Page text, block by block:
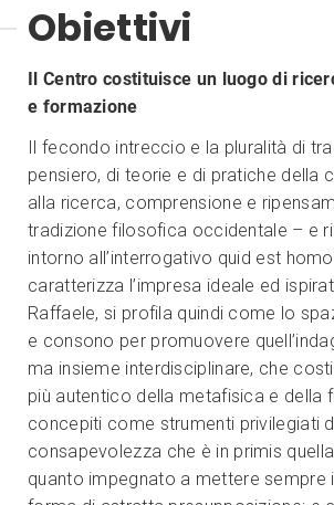
Obiettivi
Il Centro costituisce un luogo di
e formazione
Il fecondo intreccio e la pluralità di
pensiero, di teorie e di pratiche della
alla ricerca, comprensione e
tradizione filosofica occidentale – e
intorno all’interrogativo quid est
caratterizza l’impresa ideale ed
Raffaele, si profila quindi come lo
e consono per promuovere
ma insieme interdisciplinare, che
più autentico della metafisica e della
concepiti come strumenti privilegiati
consapevolezza che è in primis
quanto impegnato a mettere sempre